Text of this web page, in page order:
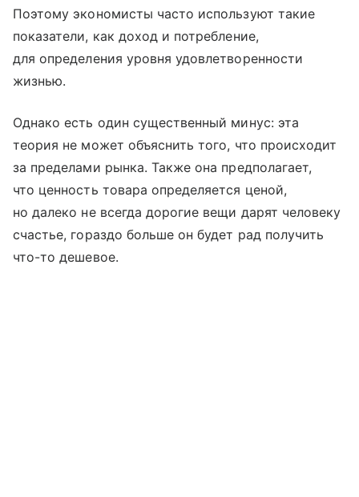
Поэтому экономисты часто используют такие
показатели, как доход и потребление,
для определения уровня удовлетворенности
жизнью.
Однако есть один существенный минус: эта
теория не может объяснить того, что происходит
за пределами рынка. Также она предполагает,
что ценность товара определяется ценой,
но далеко не всегда дорогие вещи дарят человеку
счастье, гораздо больше он будет рад получить
что-то дешевое.